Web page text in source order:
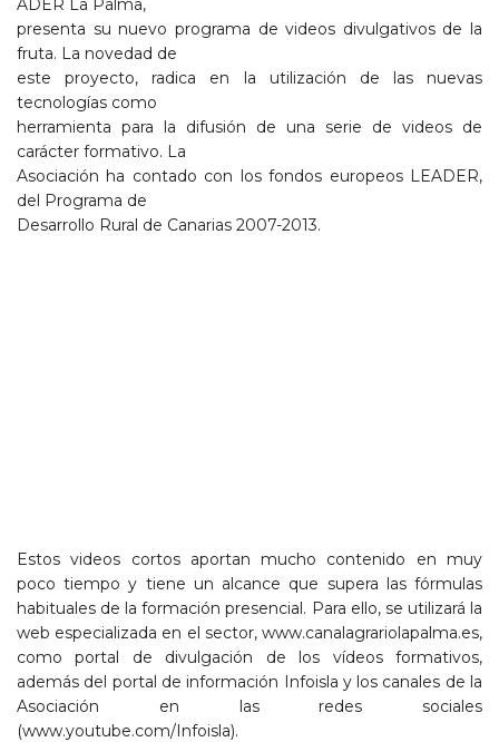
presenta su nuevo programa de videos divulgativos de la
fruta. La novedad de
este proyecto, radica en la utilización de las nuevas
tecnologías como
herramienta para la difusión de una serie de videos de
carácter formativo. La
Asociación ha contado con los fondos europeos LEADER,
del Programa de
Desarrollo Rural de Canarias 2007-2013.
Estos videos cortos aportan mucho contenido en muy
poco tiempo y tiene un alcance que supera las fórmulas
habituales de la formación presencial. Para ello, se utilizará la
web especializada en el sector, www.canalagrariolapalma.es,
como portal de divulgación de los vídeos formativos,
además del portal de información Infoisla y los canales de la
Asociación en las redes sociales
(www.youtube.com/Infoisla).